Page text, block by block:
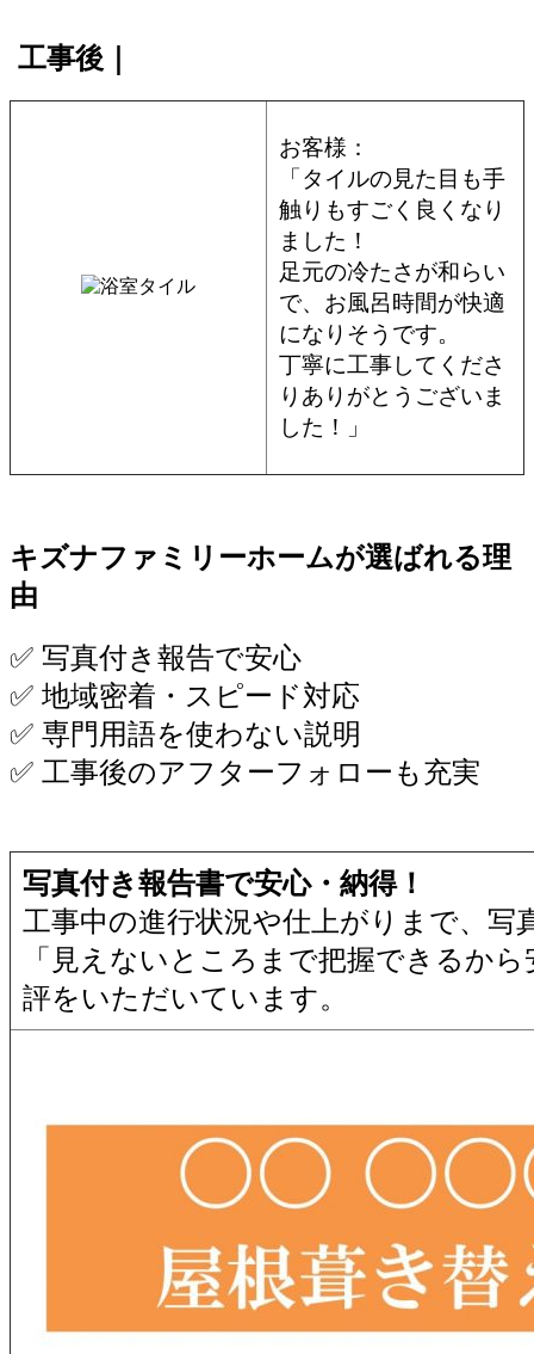
工事後｜
お客様：
「タイルの見た目も手
触りもすごく良くなり
ました！
足元の冷たさが和らい
で、お風呂時間が快適
になりそうです。
丁寧に工事してくださ
りありがとうございま
した！」
キズナファミリーホームが選ばれる理
由
✅ 写真付き報告で安心
✅ 地域密着・スピード対応
✅ 専門用語を使わない説明
✅ 工事後のアフターフォローも充実
写真付き報告書で安心・納得！
工事中の進行状況や仕上がりまで、写
「見えないところまで把握できるか
評をいただいています。